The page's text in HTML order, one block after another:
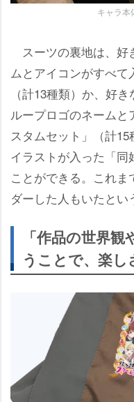
キャラ本
スーツの裏地は、好
ムとアイコンがすべて
（計13種類）か、好
ループロゴのネーム
スタムセット」（計
イラストが入った「
ことができる。これ
ダーした人もいたとい
「作品の世界
うことで、楽し